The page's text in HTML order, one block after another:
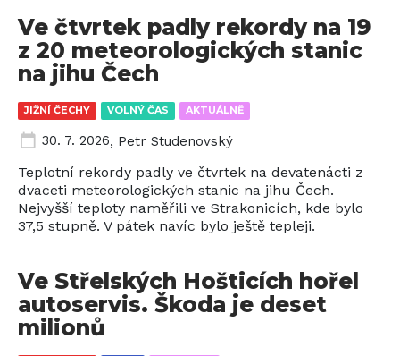
JIŽNÍ ČECHY VOLNÝ ČAS AKTUÁLNĚ
Ve čtvrtek padly rekordy na 19
z 20 meteorologických stanic
na jihu Čech
30. 7. 2026, Petr Studenovský
Teplotní rekordy padly ve čtvrtek na devatenácti z
dvaceti meteorologických stanic na jihu Čech.
Nejvyšší teploty naměřili ve Strakonicích, kde bylo
37,5 stupně. V pátek navíc bylo ještě tepleji.
Ve Střelských Hošticích hořel
autoservis. Škoda je deset
milionů